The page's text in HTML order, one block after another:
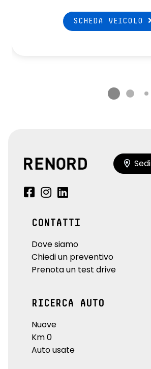
SCHEDA VEICOLO
Sedi
CONTATTI
Dove siamo
Chiedi un preventivo
Prenota un test drive
RICERCA AUTO
Nuove
Km 0
Auto usate